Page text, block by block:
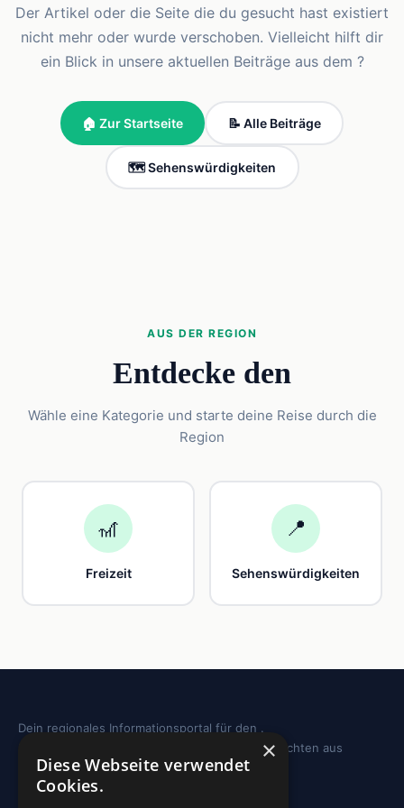
Der Artikel oder die Seite die du gesucht hast existiert
nicht mehr oder wurde verschoben. Vielleicht hilft dir
ein Blick in unsere aktuellen Beiträge aus dem ?
🏠 Zur Startseite 📝 Alle Beiträge
🗺️ Sehenswürdigkeiten
AUS DER REGION
Entdecke den
Wähle eine Kategorie und starte deine Reise durch die
Region
🎢
Freizeit
📍
Sehenswürdigkeiten
Dein regionales Informationsportal für den .
Sehenswürdigkeiten, Ausflugstipps und Geschichten aus
deiner Region.
×
Diese Webseite verwendet
Cookies.